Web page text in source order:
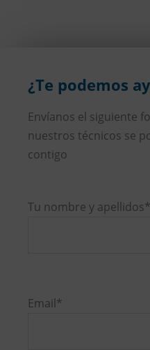
¿Te podemos
Envíanos el siguiente
nuestros técnicos se
contigo
Tu nombre y apellidos*
favor,
Email*